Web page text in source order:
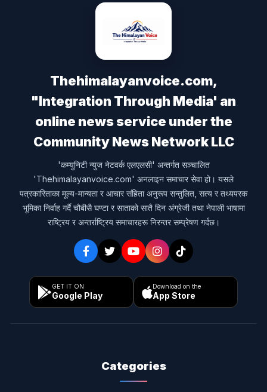
Thehimalayanvoice.com,
"Integration Through Media' an
online news service under the
Community News Network LLC
'कम्युनिटी न्युज नेटवर्क एलएलसी' अन्तर्गत सञ्चालित
'Thehimalayanvoice.com' अनलाइन समाचार सेवा हो। यसले
पत्रकारिताका मूल्य-मान्यता र आचार संहिता अनुरूप सन्तुलित, सत्य र तथ्यपरक
भूमिका निर्वाह गर्दै चौबीसै घण्टा र साताको सातै दिन अंग्रेजी तथा नेपाली भाषामा
राष्ट्रिय र अन्तर्राष्ट्रिय समाचारहरू निरन्तर सम्प्रेषण गर्दछ।
GET IT ON
Google Play
Download on the
App Store
Categories